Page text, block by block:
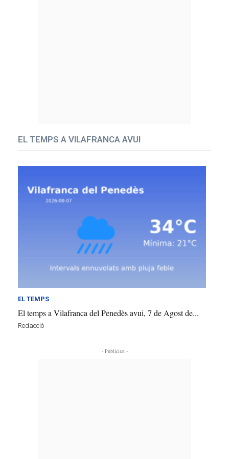
EL TEMPS A VILAFRANCA AVUI
EL TEMPS
El temps a Vilafranca del Penedès avui, 7 de Agost de...
Redacció
- Publicitat -